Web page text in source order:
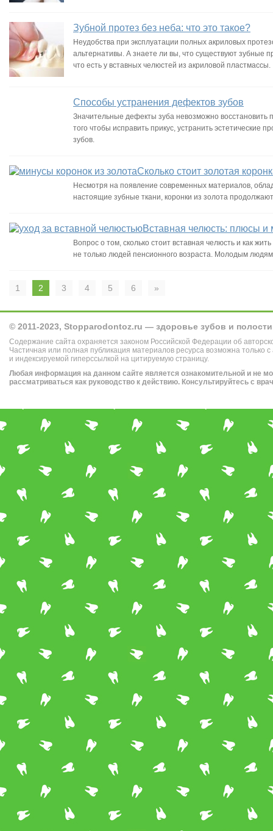
Зубной протез без неба: что это такое?
Неудобства при эксплуатации полных акриловых
альтернативы. А знаете ли вы, что существуют зубные
что есть у вставных челюстей из акриловой пластмассы.
Способы устранения дефектов зубов
Значительные дефекты зуба невозможно
того чтобы исправить прикус, устранить эстетические
зубов.
Сколько стоит золотая
Несмотря на появление современных материалов,
настоящие зубные ткани, коронки из золота
Вставная челюсть: плюсы и
Вопрос о том, сколько стоит вставная челюсть и как
не только людей пенсионного возраста. Молодым
1 2 3 4 5 6 »
© 2011-2023, Stopparodontoz.ru — здоровье зубов и
Содержание сайта охраняется законом Российской Федерации об
Частичная или полная публикация материалов ресурса возможна только с
и индексируемой гиперссылкой на цитируемую страницу.
Любая информация на данном сайте является ознакомительной и не
рассматриваться как руководство к действию. Консультируйтесь с